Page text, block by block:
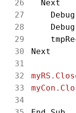
  Next
Next